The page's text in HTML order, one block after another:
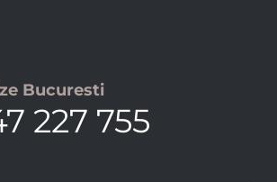
Bucuresti
227 755